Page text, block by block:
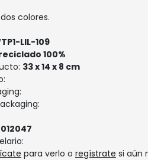
colores.
LIL-109
100%
33 x 14 x 8 cm
para verlo o regístrate si aún